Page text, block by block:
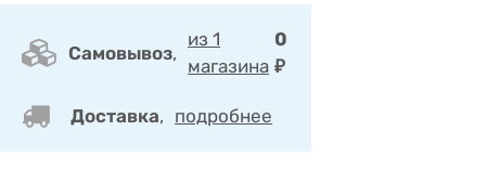
Самовывоз,
из 1
магазина
0
₽
Доставка, подробнее